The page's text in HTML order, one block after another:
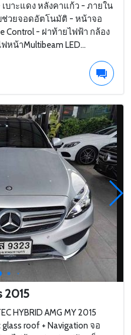
บาะแดง หลังคาแก้ว - ภายใน
ช่วยจอดอัตโนมัติ - หน้าจอ
Control - ฝาท้ายไฟฟ้า กล้อง
หน้าMultibeam LED...
2015
HYBRID AMG MY 2015
glass roof + Navigation จอ